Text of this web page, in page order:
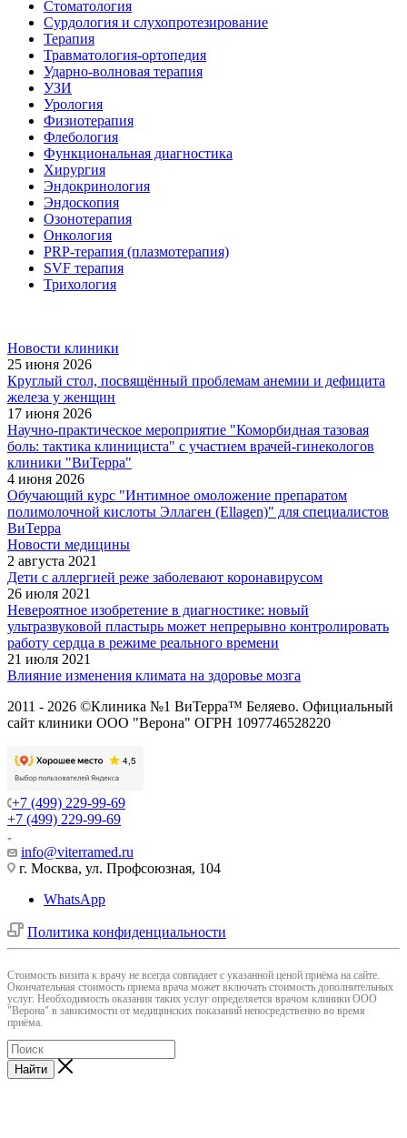
Стоматология
Сурдология и слухопротезирование
Терапия
Травматология-ортопедия
Ударно-волновая терапия
УЗИ
Урология
Физиотерапия
Флебология
Функциональная диагностика
Хирургия
Эндокринология
Эндоскопия
Озонотерапия
Онкология
PRP-терапия (плазмотерапия)
SVF терапия
Трихология
Новости клиники
25 июня 2026
Круглый стол, посвящённый проблемам анемии и дефицита
железа у женщин
17 июня 2026
Научно-практическое мероприятие "Коморбидная тазовая
боль: тактика клинициста" с участием врачей-гинекологов
клиники "ВиТерра"
4 июня 2026
Обучающий курс "Интимное омоложение препаратом
полимолочной кислоты Эллаген (Ellagen)" для специалистов
ВиТерра
Новости медицины
2 августа 2021
Дети с аллергией реже заболевают коронавирусом
26 июля 2021
Невероятное изобретение в диагностике: новый
ультразвуковой пластырь может непрерывно контролировать
работу сердца в режиме реального времени
21 июля 2021
Влияние изменения климата на здоровье мозга
2011 - 2026 ©Клиника №1 ВиТерра™ Беляево. Официальный
сайт клиники ООО "Верона" ОГРН 1097746528220
+7 (499) 229-99-69
+7 (499) 229-99-69
info@viterramed.ru
г. Москва, ул. Профсоюзная, 104
WhatsApp
Политика конфиденциальности
Cтоимость визита к врачу не всегда совпадает с указанной ценой приёма на сайте.
Окончательная стоимость приема врача может включать стоимость дополнительных
услуг. Необходимость оказания таких услуг определяется врачом клиники ООО
"Верона" в зависимости от медицинских показаний непосредственно во время
приёма.
Найти